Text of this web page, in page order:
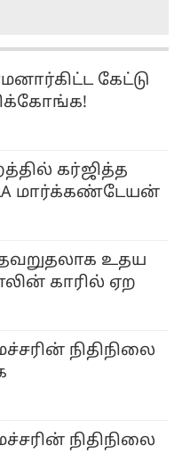
கேட்டு
கர்ஜித்த
மார்க்கண்டேயன்
உதய
காரில் ஏற
நிதிநிலை
நிதிநிலை